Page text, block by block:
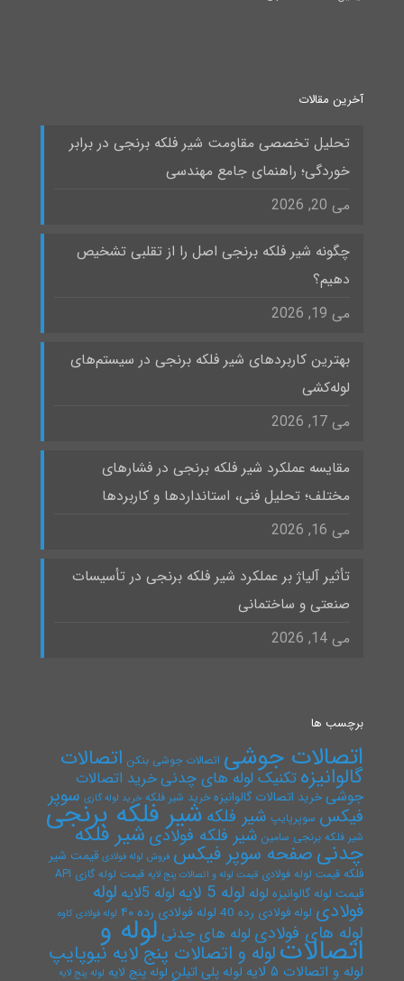
آخرین مقالات
تحلیل تخصصی مقاومت شیر فلکه برنجی در برابر
خوردگی؛ راهنمای جامع مهندسی
می 20, 2026
چگونه شیر فلکه برنجی اصل را از تقلبی تشخیص
دهیم؟
می 19, 2026
بهترین کاربردهای شیر فلکه برنجی در سیستم‌های
لوله‌کشی
می 17, 2026
مقایسه عملکرد شیر فلکه برنجی در فشارهای
مختلف؛ تحلیل فنی، استانداردها و کاربردها
می 16, 2026
تأثیر آلیاژ بر عملکرد شیر فلکه برنجی در تأسیسات
صنعتی و ساختمانی
می 14, 2026
برچسب ها
اتصالات جوشی اتصالات جوشی بنکن اتصالات
گالوانیزهتکنیک لوله های چدنیخرید اتصالات
جوشیخرید اتصالات گالوانیزه خرید شیر فلکه خرید لوله گازی سوپر
فیکس سوپرپایپ شیر فلکه شیر فلکه برنجی
شیر فلکه برنجی سامین شیر فلکه فولادی شیر فلکه
چدنیصفحه سوپر فیکس فروش لوله فولادی قیمت شیر
فلکه قیمت لوله فولادی قیمت لوله و اتصالات پنج لایه قیمت لوله گازی API
قیمت لوله گالوانیزه لوله لوله 5 لایه لوله 5لایه لوله
فولادی لوله فولادی رده 40 لوله فولادی رده ۴۰ لوله فولادی کاوه
لوله های فولادی لوله های چدنی لوله و اتصالاتلوله و اتصالات پنج لایه نیوپایپ
لوله و اتصالات ۵ لایه لوله پلی اتیلن لوله پنج لایه لوله پنج لایه